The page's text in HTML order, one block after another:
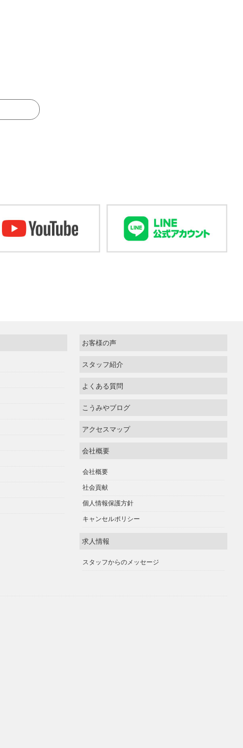
お客様の声
スタッフ紹介
よくある質問
こうみやブログ
アクセスマップ
会社概要
会社概要
社会貢献
個人情報保護方針
キャンセルポリシー
求人情報
スタッフからのメッセージ